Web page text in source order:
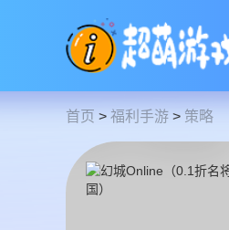
首页 > 福利手游 > 策略